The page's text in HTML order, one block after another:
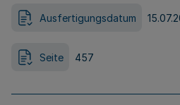
Ausfertigungsdatum
Seite 457